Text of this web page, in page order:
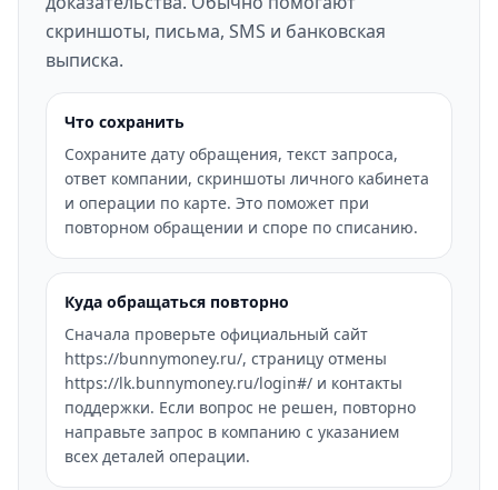
скриншоты, письма, SMS и банковская
выписка.
Что сохранить
Сохраните дату обращения, текст запроса,
ответ компании, скриншоты личного кабинета
и операции по карте. Это поможет при
повторном обращении и споре по списанию.
Куда обращаться повторно
Сначала проверьте официальный сайт
https://bunnymoney.ru/, страницу отмены
https://lk.bunnymoney.ru/login#/ и контакты
поддержки. Если вопрос не решен, повторно
направьте запрос в компанию с указанием
всех деталей операции.